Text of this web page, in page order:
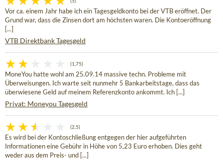
Vor ca. einem Jahr habe ich ein Tagesgeldkonto bei der VTB eröffnet. Der
Grund war, dass die Zinsen dort am höchsten waren. Die Kontoeröffnung
[...]
VTB Direktbank Tagesgeld
(1,75)
MoneYou hatte wohl am 25.09.14 massive techn. Probleme mit
Überweisungen. Ich warte seit nunmehr 5 Bankarbeitstage, dass das
überwiesene Geld auf meinem Referenzkonto ankommt. Ich [...]
Privat: Moneyou Tagesgeld
(2,5)
Es wird bei der Kontoschließung entgegen der hier aufgeführten
Informationen eine Gebühr in Höhe von 5,23 Euro erhoben. Dies geht
weder aus dem Preis- und [...]